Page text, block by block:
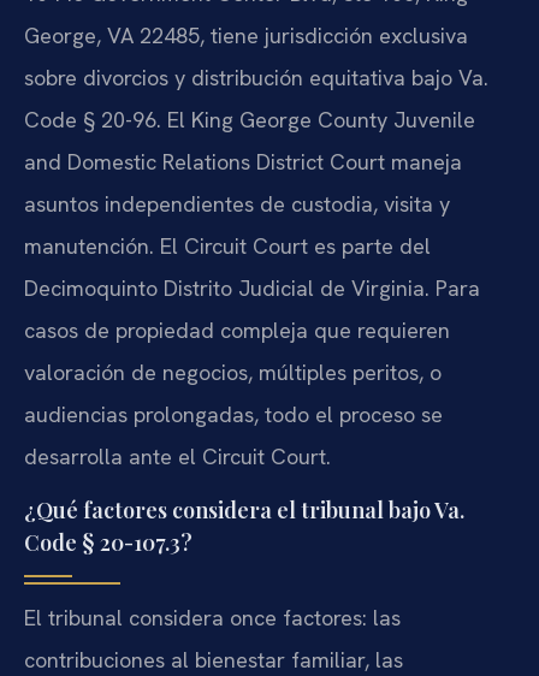
George, VA 22485, tiene jurisdicción exclusiva
sobre divorcios y distribución equitativa bajo Va.
Code § 20-96. El King George County Juvenile
and Domestic Relations District Court maneja
asuntos independientes de custodia, visita y
manutención. El Circuit Court es parte del
Decimoquinto Distrito Judicial de Virginia. Para
casos de propiedad compleja que requieren
valoración de negocios, múltiples peritos, o
audiencias prolongadas, todo el proceso se
desarrolla ante el Circuit Court.
¿Qué factores considera el tribunal bajo Va.
Code § 20-107.3?
El tribunal considera once factores: las
contribuciones al bienestar familiar, las